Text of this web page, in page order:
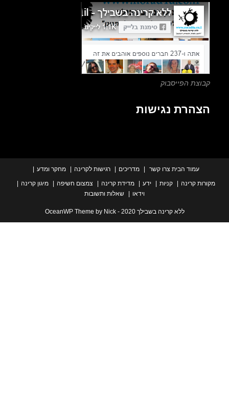
הפייסבוק
נגישות
עמוד הבית צרו קשר מדריכים רגישות לקרינה
מחקר ומדע
קרינה
קניות ידע מדידת קרינה צמצום חשיפה
מיגון קרינה
שאלות ותשובות
ללא קרינה בשבילך 2020 - OceanWP Theme by Nick